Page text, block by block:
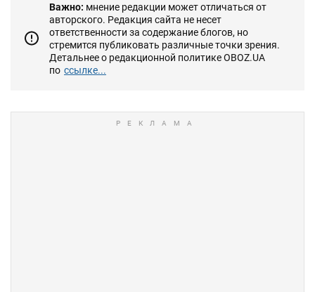
Важно: мнение редакции может отличаться от
авторского. Редакция сайта не несет
ответственности за содержание блогов, но
стремится публиковать различные точки зрения.
Детальнее о редакционной политике OBOZ.UA
по ссылке...